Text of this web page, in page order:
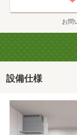
京成電鉄「京成曳舟
■【ドラッグスト
1375m・徒歩18分
お問
設備仕様